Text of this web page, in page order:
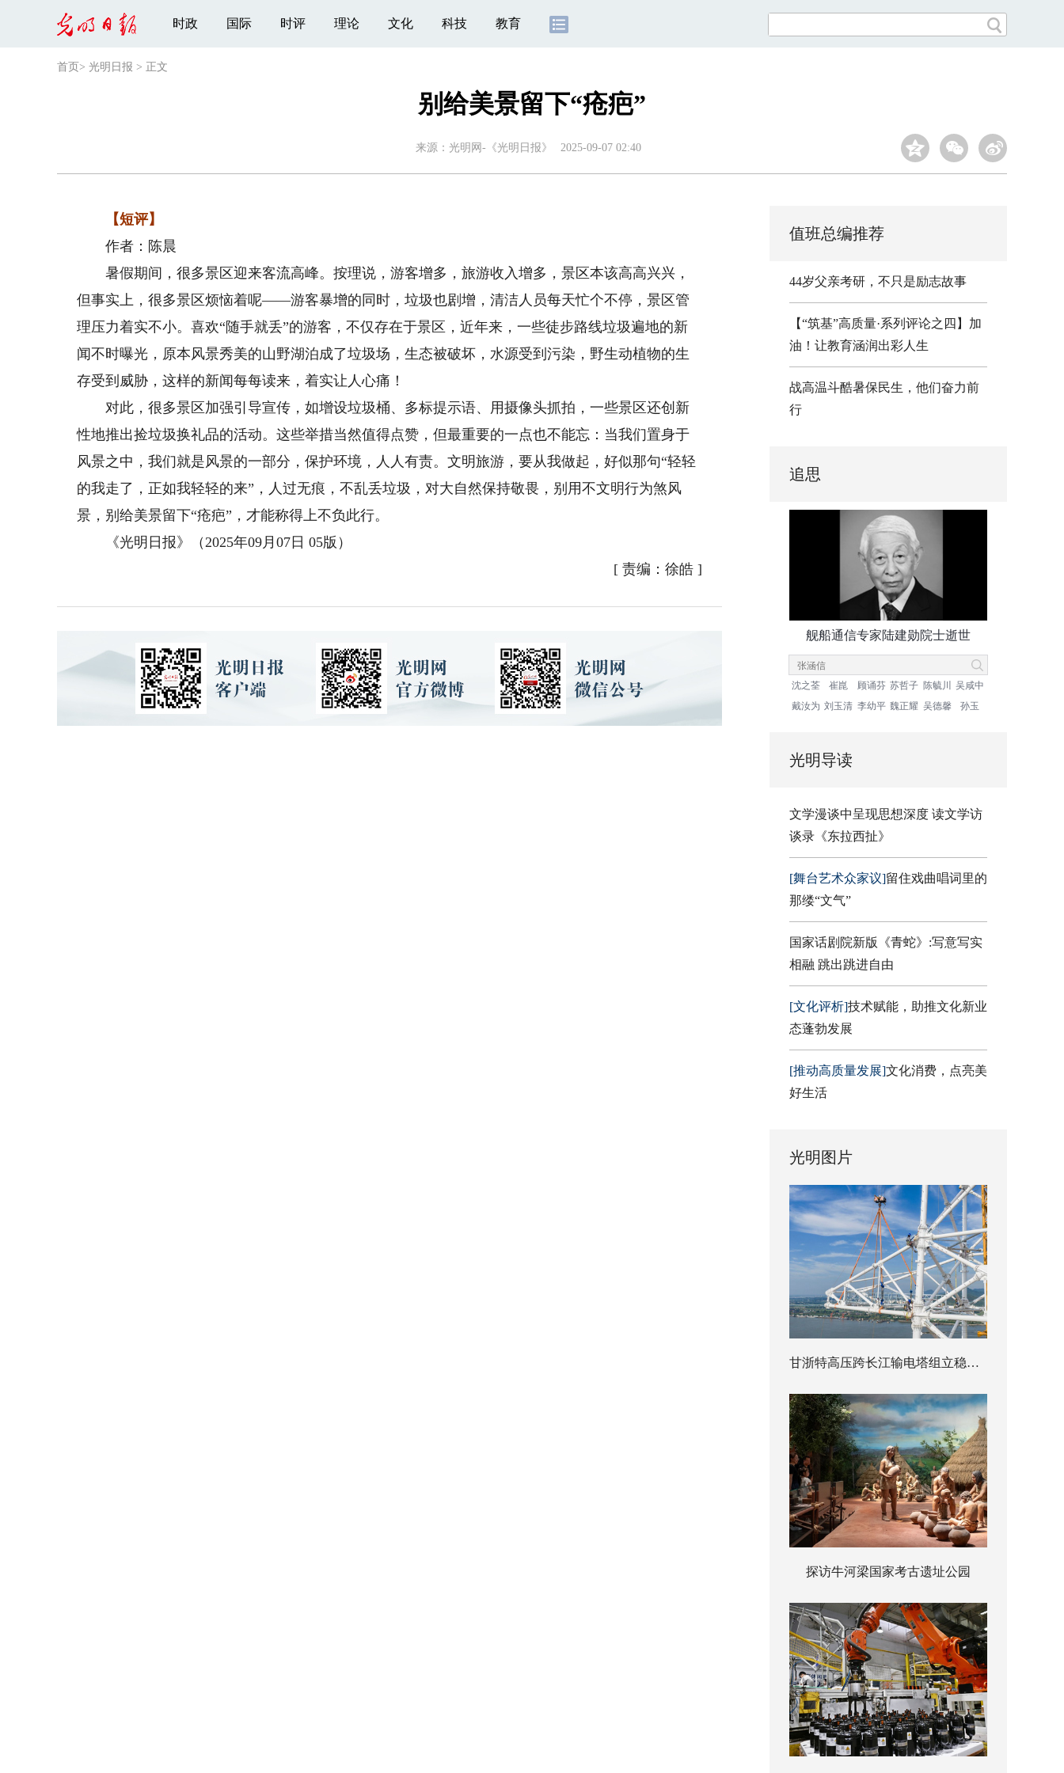
时政 国际 时评 理论 文化 科技 教育
首页 > 光明日报 > 正文
别给美景留下“疮疤”
来源： 光明网-《光明日报》 2025-09-07 02:40
【短评】
作者：陈晨
暑假期间，很多景区迎来客流高峰。按理说，游客增多，旅游收入增多，景区本该高高兴兴，
但事实上，很多景区烦恼着呢——游客暴增的同时，垃圾也剧增，清洁人员每天忙个不停，景区管
理压力着实不小。喜欢“随手就丢”的游客，不仅存在于景区，近年来，一些徒步路线垃圾遍地的新
闻不时曝光，原本风景秀美的山野湖泊成了垃圾场，生态被破坏，水源受到污染，野生动植物的生
存受到威胁，这样的新闻每每读来，着实让人心痛！
对此，很多景区加强引导宣传，如增设垃圾桶、多标提示语、用摄像头抓拍，一些景区还创新
性地推出捡垃圾换礼品的活动。这些举措当然值得点赞，但最重要的一点也不能忘：当我们置身于
风景之中，我们就是风景的一部分，保护环境，人人有责。文明旅游，要从我做起，好似那句“轻轻
的我走了，正如我轻轻的来”，人过无痕，不乱丢垃圾，对大自然保持敬畏，别用不文明行为煞风
景，别给美景留下“疮疤”，才能称得上不负此行。
《光明日报》（2025年09月07日 05版）
[ 责编：徐皓]
值班总编推荐
44岁父亲考研，不只是励志故事
【“筑基”高质量·系列评论之四】加
油！让教育涵润出彩人生
战高温斗酷暑保民生，他们奋力前
行
追思
舰船通信专家陆建勋院士逝世
沈之荃 崔崑 顾诵芬 苏哲子 陈毓川
吴咸中
戴汝为 刘玉清 李幼平 魏正耀 吴德馨 孙玉
光明导读
文学漫谈中呈现思想深度 读文学访
谈录《东拉西扯》
[舞台艺术众家议]留住戏曲唱词里的
那缕“文气”
国家话剧院新版《青蛇》:写意写实
相融 跳出跳进自由
[文化评析]技术赋能，助推文化新业
态蓬勃发展
[推动高质量发展]文化消费，点亮美
好生活
光明图片
甘浙特高压跨长江输电塔组立稳步推进
探访牛河梁国家考古遗址公园